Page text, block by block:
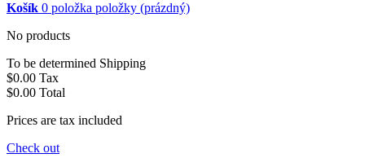
Košík 0 položka položky (prázdný)
No products
To be determined Shipping
$0.00 Tax
$0.00 Total
Prices are tax included
Check out